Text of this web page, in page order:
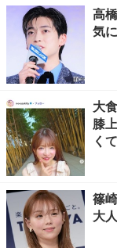
高
気
大
膝
く
篠
大